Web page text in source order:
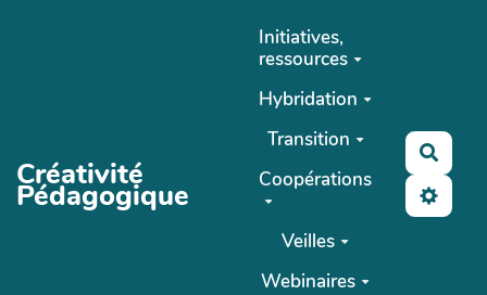
Créativité
Pédagogique
Initiatives,
ressources
Hybridation
Transition
Coopérations
Veilles
Webinaires